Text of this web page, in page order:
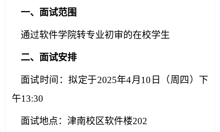
一、面试范围
通过软件学院转专业初审的在校学生
二、面试安排
面试时间：拟定于2025年4月10日（周四）下
午13:30
面试地点： 津南校区软件楼202